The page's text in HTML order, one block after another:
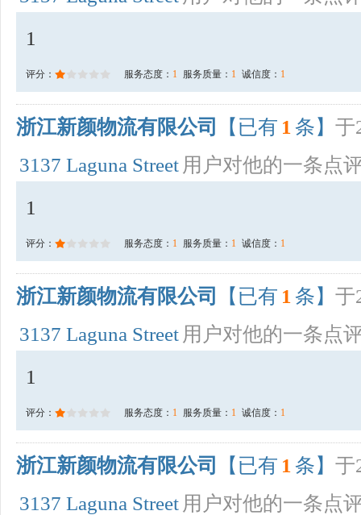
1
评分： 服务态度： 1 服务质量： 1 诚信度： 1
浙江新颜物流有限公司 【已有 1 条】 于
3137 Laguna Street 用户对他的一条点
1
评分： 服务态度： 1 服务质量： 1 诚信度： 1
浙江新颜物流有限公司 【已有 1 条】 于
3137 Laguna Street 用户对他的一条点
1
评分： 服务态度： 1 服务质量： 1 诚信度： 1
浙江新颜物流有限公司 【已有 1 条】 于
3137 Laguna Street 用户对他的一条点